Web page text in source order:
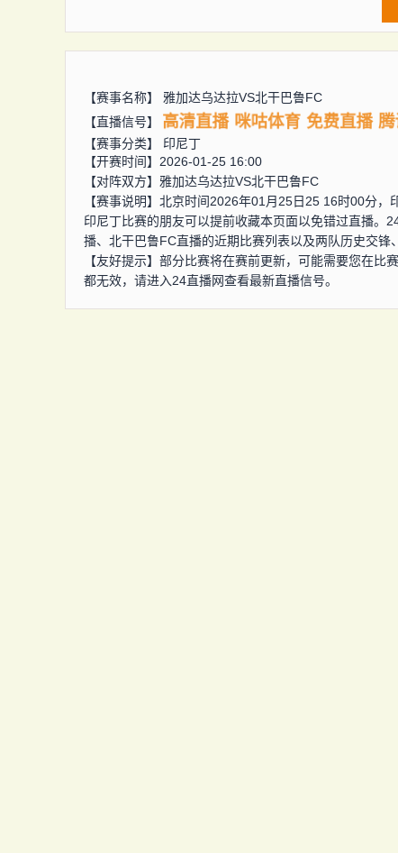
【赛事名称】 雅加达乌达拉VS北干巴鲁FC
【直播信号】
高清直播 咪咕体育 免费直播
【赛事分类】 印尼丁
【开赛时间】2026-01-25 16:00
【对阵双方】 雅加达乌达拉VS北干巴鲁FC
【赛事说明】北京时间2026年01月25日25 16时00分
印尼丁比赛的朋友可以提前收藏本页面以免错过直播。
播、北干巴鲁FC直播的近期比赛列表以及两队历史交锋
【友好提示】部分比赛将在赛前更新，可能需要您在
都无效，请进入24直播网查看最新直播信号。